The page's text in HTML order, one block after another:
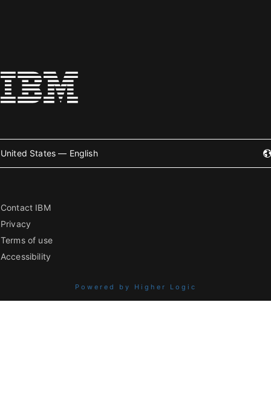
United States — English
Contact IBM
Privacy
Terms of use
Accessibility
Powered by Higher Logic